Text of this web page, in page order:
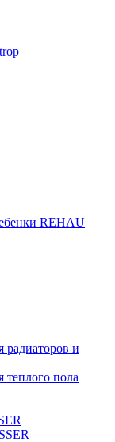
REHAU
радиаторов и
теплого пола